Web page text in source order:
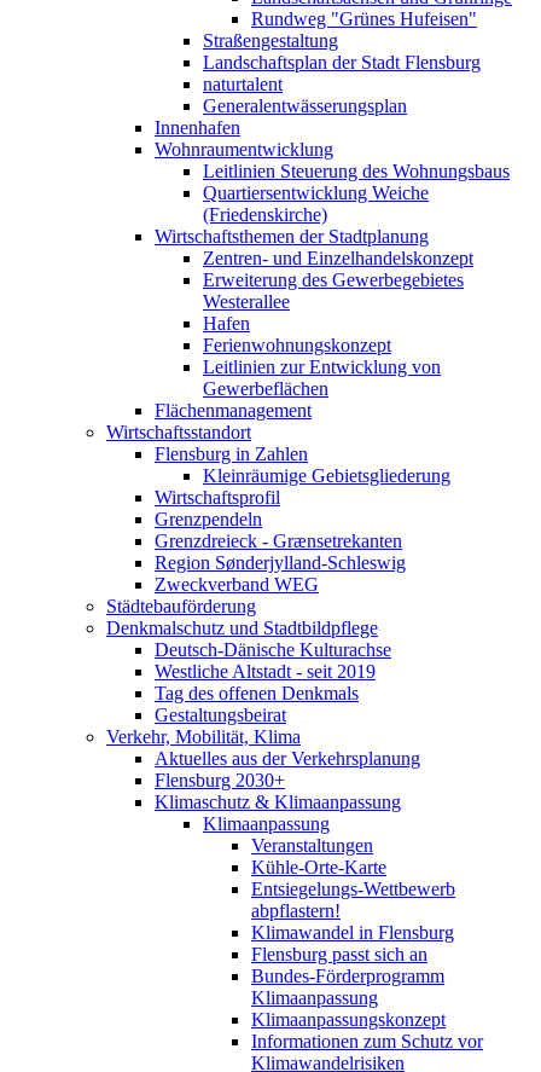
Rundweg "Grünes Hufeisen"
Straßengestaltung
Landschaftsplan der Stadt Flensburg
naturtalent
Generalentwässerungsplan
Innenhafen
Wohnraumentwicklung
Leitlinien Steuerung des Wohnungsbaus
Quartiersentwicklung Weiche
(Friedenskirche)
Wirtschaftsthemen der Stadtplanung
Zentren- und Einzelhandelskonzept
Erweiterung des Gewerbegebietes
Westerallee
Hafen
Ferienwohnungskonzept
Leitlinien zur Entwicklung von
Gewerbeflächen
Flächenmanagement
Wirtschaftsstandort
Flensburg in Zahlen
Kleinräumige Gebietsgliederung
Wirtschaftsprofil
Grenzpendeln
Grenzdreieck - Grænsetrekanten
Region Sønderjylland-Schleswig
Zweckverband WEG
Städtebauförderung
Denkmalschutz und Stadtbildpflege
Deutsch-Dänische Kulturachse
Westliche Altstadt - seit 2019
Tag des offenen Denkmals
Gestaltungsbeirat
Verkehr, Mobilität, Klima
Aktuelles aus der Verkehrsplanung
Flensburg 2030+
Klimaschutz & Klimaanpassung
Klimaanpassung
Veranstaltungen
Kühle-Orte-Karte
Entsiegelungs-Wettbewerb
abpflastern!
Klimawandel in Flensburg
Flensburg passt sich an
Bundes-Förderprogramm
Klimaanpassung
Klimaanpassungskonzept
Informationen zum Schutz vor
Klimawandelrisiken